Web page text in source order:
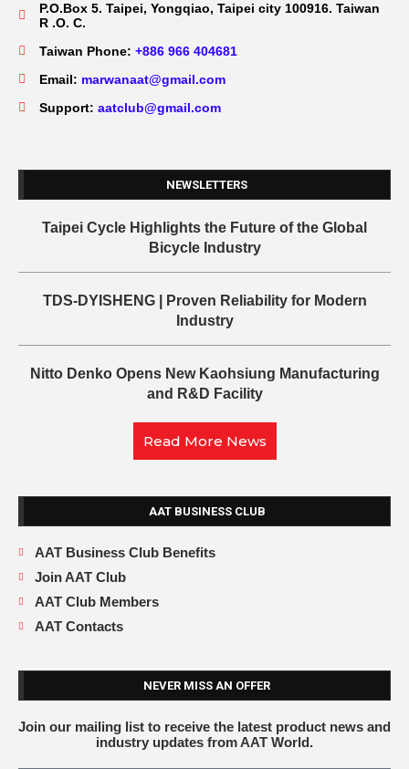
P.O.Box 5. Taipei, Yongqiao, Taipei city 100916. Taiwan
R .O. C.
Taiwan Phone: +886 966 404681
Email: marwanaat@gmail.com
Support: aatclub@gmail.com
NEWSLETTERS
Taipei Cycle Highlights the Future of the Global
Bicycle Industry
TDS-DYISHENG | Proven Reliability for Modern
Industry
Nitto Denko Opens New Kaohsiung Manufacturing
and R&D Facility
Read More News
AAT BUSINESS CLUB
AAT Business Club Benefits
Join AAT Club
AAT Club Members
AAT Contacts
NEVER MISS AN OFFER
Join our mailing list to receive the latest product news and
industry updates from AAT World.